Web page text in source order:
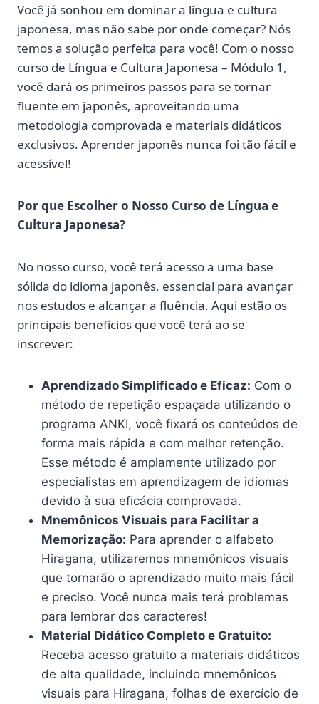
Você já sonhou em dominar a língua e cultura
japonesa, mas não sabe por onde começar? Nós
temos a solução perfeita para você! Com o nosso
curso de Língua e Cultura Japonesa – Módulo 1,
você dará os primeiros passos para se tornar
fluente em japonês, aproveitando uma
metodologia comprovada e materiais didáticos
exclusivos. Aprender japonês nunca foi tão fácil e
acessível!
Por que Escolher o Nosso Curso de Língua e
Cultura Japonesa?
No nosso curso, você terá acesso a uma base
sólida do idioma japonês, essencial para avançar
nos estudos e alcançar a fluência. Aqui estão os
principais benefícios que você terá ao se
inscrever:
Aprendizado Simplificado e Eficaz: Com o
método de repetição espaçada utilizando o
programa ANKI, você fixará os conteúdos de
forma mais rápida e com melhor retenção.
Esse método é amplamente utilizado por
especialistas em aprendizagem de idiomas
devido à sua eficácia comprovada.
Mnemônicos Visuais para Facilitar a
Memorização: Para aprender o alfabeto
Hiragana, utilizaremos mnemônicos visuais
que tornarão o aprendizado muito mais fácil
e preciso. Você nunca mais terá problemas
para lembrar dos caracteres!
Material Didático Completo e Gratuito:
Receba acesso gratuito a materiais didáticos
de alta qualidade, incluindo mnemônicos
visuais para Hiragana, folhas de exercício de